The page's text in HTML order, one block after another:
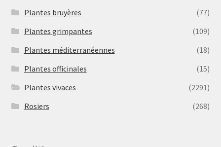
Plantes bruyères
(77)
Plantes grimpantes
(109)
Plantes méditerranéennes
(18)
Plantes officinales
(15)
Plantes vivaces
(2291)
Rosiers
(268)